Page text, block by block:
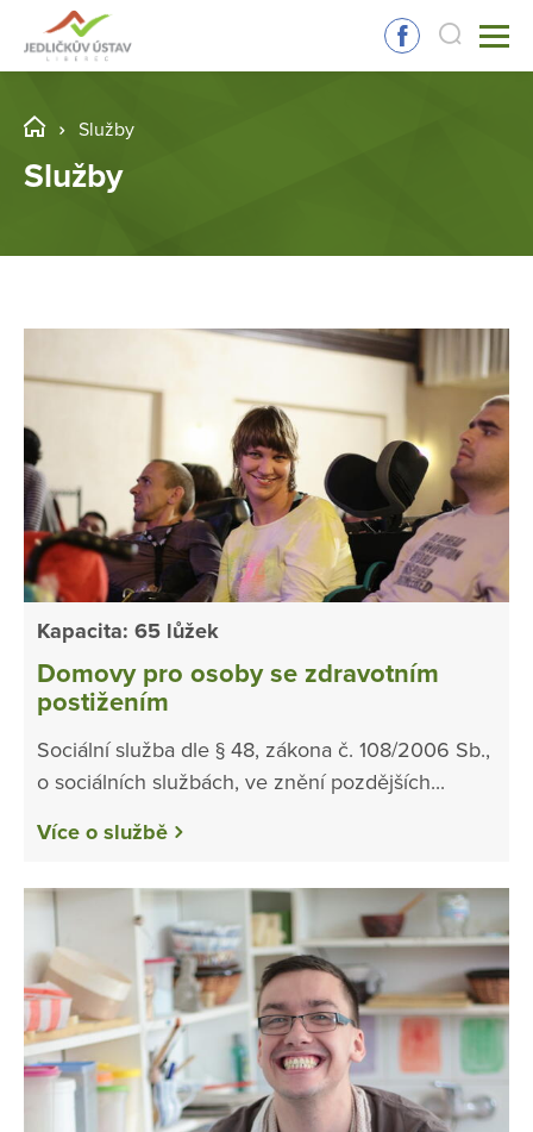
Služby
Služby
Kapacita: 65 lůžek
Domovy pro osoby se zdravotním
postižením
Sociální služba dle § 48, zákona č. 108/2006 Sb.,
o sociálních službách, ve znění pozdějších...
Více o službě